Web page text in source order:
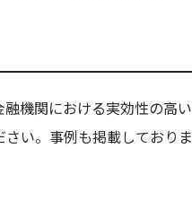
機関における実効性の高
い。事例も掲載しておりま